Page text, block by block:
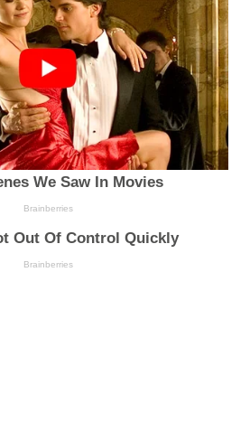
We Saw In Movies
Brainberries
Out Of Control Quickly
Brainberries